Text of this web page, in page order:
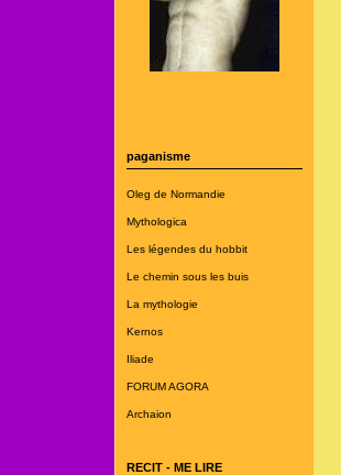
paganisme
Oleg de Normandie
Mythologica
Les légendes du hobbit
Le chemin sous les buis
La mythologie
Kernos
Iliade
FORUM AGORA
Archaion
RECIT - ME LIRE